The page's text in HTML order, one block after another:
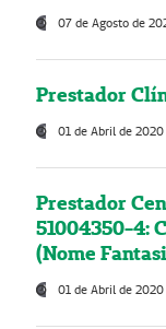
07 de Agosto de
Prestador
01 de Abril de 2020
Prestador
51004350-4:
(Nome
01 de Abril de 2020